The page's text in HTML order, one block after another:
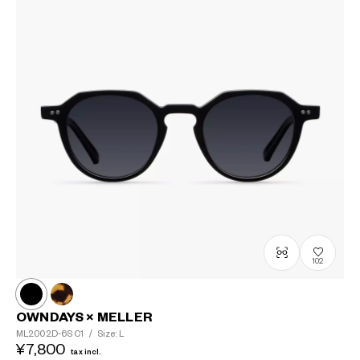
102
OWNDAYS × MELLER
ML2002D-6S C1 / Size: L
¥7,800 tax incl.